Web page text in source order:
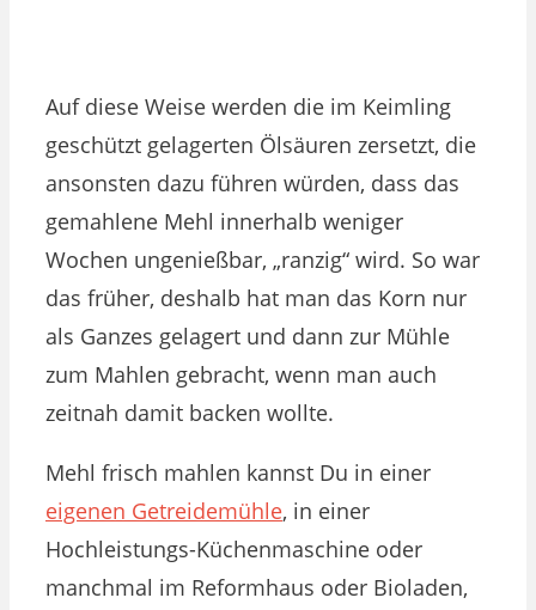
Auf diese Weise werden die im Keimling
geschützt gelagerten Ölsäuren zersetzt, die
ansonsten dazu führen würden, dass das
gemahlene Mehl innerhalb weniger
Wochen ungenießbar, „ranzig“ wird. So war
das früher, deshalb hat man das Korn nur
als Ganzes gelagert und dann zur Mühle
zum Mahlen gebracht, wenn man auch
zeitnah damit backen wollte.
Mehl frisch mahlen kannst Du in einer
eigenen Getreidemühle, in einer
Hochleistungs-Küchenmaschine oder
manchmal im Reformhaus oder Bioladen,